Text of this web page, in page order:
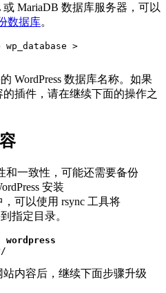
MariaDB 数据库服务器，可以
数据库。
>
WordPress 数据库名称。如果
的插件，请在继续下面的操作之
和一致性，可能还需要备份
安装
，可以使用 rsync 工具将
指定目录。
wordpress
站内容后，继续下面步骤升级